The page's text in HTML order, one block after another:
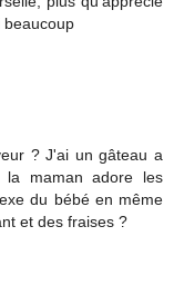
beaucoup
? J'ai un gâteau a
maman adore les
du bébé en même
et des fraises ?